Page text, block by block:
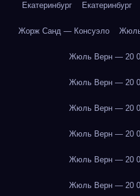
Екатеринбург Екатеринбург
Жорж Санд — Консуэло
Жюль Верн — 20
Жюль Верн — 20
Жюль Верн — 20
Жюль Верн — 20
Жюль Верн — 20
Жюль Верн — 20